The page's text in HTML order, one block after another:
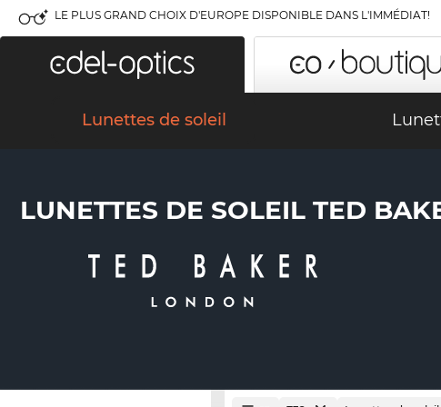
LE PLUS GRAND CHOIX D'EUROPE DISPONIBLE DANS L'IMMÉDIAT!
Lunettes de soleil
LUNETTES DE SOLEIL TED